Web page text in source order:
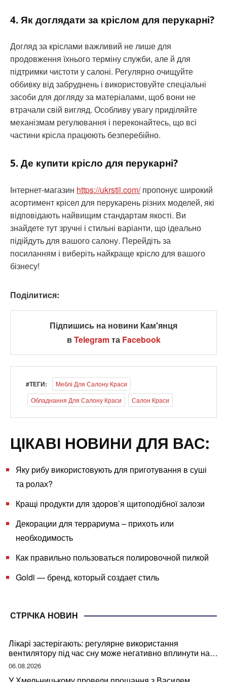
4. Як доглядати за кріслом для перукарні?
Догляд за кріслами важливий не лише для
продовження їхнього терміну служби, але й для
підтримки чистоти у салоні. Регулярно очищуйте
оббивку від забруднень і використовуйте спеціальні
засоби для догляду за матеріалами, щоб вони не
втрачали свій вигляд. Особливу увагу приділяйте
механізмам регулювання і переконайтесь, що всі
частини крісла працюють безперебійно.
5. Де купити крісло для перукарні?
Інтернет-магазин https://ukrstil.com/пропонує широкий
асортимент крісел для перукарень різних моделей, які
відповідають найвищим стандартам якості. Ви
знайдете тут зручні і стильні варіанти, що ідеально
підійдуть для вашого салону. Перейдіть за
посиланням і виберіть найкраще крісло для вашого
бізнесу!
Поділитися:
Підпишись на новини Кам'янця
вTelegramта Facebook
#ТЕГИ:
Меблі Для Салону Краси
Обладнання Для Салону Краси
Салон Краси
ЦІКАВІ НОВИНИ ДЛЯ ВАС:
Яку рибу використовують для приготування в суші
та ролах?
Кращі продукти для здоров’я щитоподібної залози
Декорации для террариума – прихоть или
необходимость
Как правильно пользоваться полировочной пилкой
Goldi — бренд, который создает стиль
СТРІЧКА НОВИН
Лікарі застерігають: регулярне використання
вентилятору під час сну може негативно вплинути на
ваше здоров’я
06.08.2026